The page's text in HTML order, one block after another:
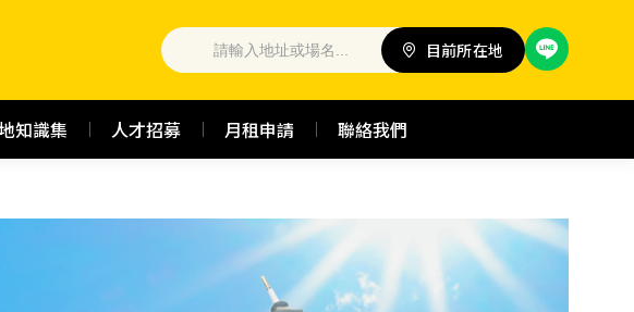
目前所在地
知識集 人才招募 月租申請 聯絡我們